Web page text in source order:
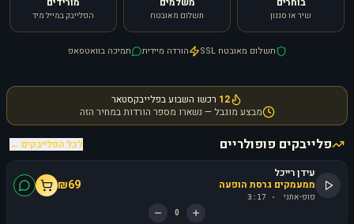
שיר או סגנון תשלום מאובטח הפלייבק במייל מיד
תשלום מאובטח SSL הורדה מיידית תמיכה בוואטסאפ
12 רכשו השבוע בפלייבקסטאר
מבצע מוגבל — נשארו מספר הורדות במחיר הזה
פלייבקים פופולריים
לכל הפלייבקים ←
עידן רייכל
ממעמקים גרסת הופעה
פופ-אתני ·
3:17
₪69
0